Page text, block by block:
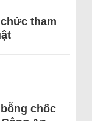
tham
chốc